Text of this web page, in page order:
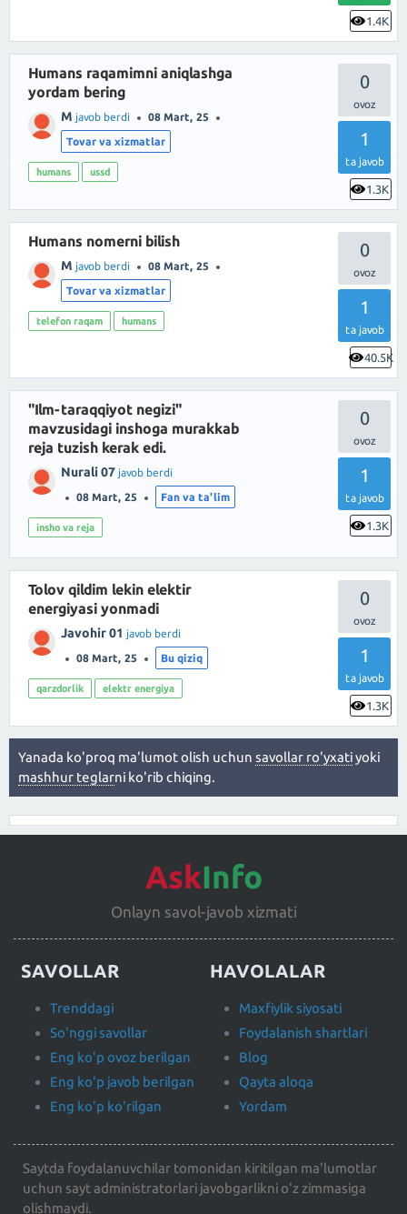
1.4K
0
1
ta javob
1.3K
Humans raqamimni aniqlashga
yordam bering
M javob berdi 08 Mart, 25
Tovar va xizmatlar
humans ussd
0
1
ta javob
40.5K
Humans nomerni bilish
M javob berdi 08 Mart, 25
Tovar va xizmatlar
telefon raqam humans
0
1
ta javob
1.3K
"Ilm-taraqqiyot negizi"
mavzusidagi inshoga murakkab
reja tuzish kerak edi.
Nurali 07 javob berdi
08 Mart, 25 Fan va ta'lim
insho va reja
0
1
ta javob
1.3K
Tolov qildim lekin elektir
energiyasi yonmadi
Javohir 01 javob berdi
08 Mart, 25 Bu qiziq
qarzdorlik elektr energiya
Yanada ko'proq ma'lumot olish uchun savollar ro'yxatiyoki
mashhur teglarni ko'rib chiqing.
AskInfo
Onlayn savol-javob xizmati
SAVOLLAR
Trenddagi
So'nggi savollar
Eng ko'p ovoz berilgan
Eng ko'p javob berilgan
Eng ko'p ko'rilgan
HAVOLALAR
Maxfiylik siyosati
Foydalanish shartlari
Blog
Qayta aloqa
Yordam
Saytda foydalanuvchilar tomonidan kiritilgan ma'lumotlar
uchun sayt administratorlari javobgarlikni o'z zimmasiga
olishmaydi.